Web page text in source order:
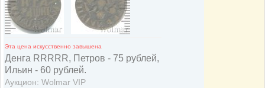
Эта цена искусственно завышена
Денга RRRRR, Петров - 75 рублей,
Ильин - 60 рублей.
Аукцион: Wolmar VIP